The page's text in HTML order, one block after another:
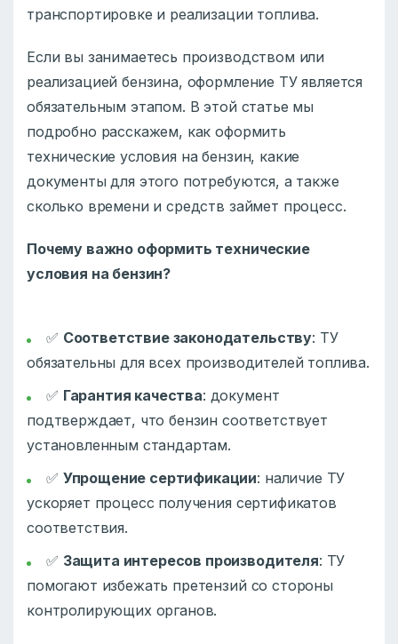
транспортировке и реализации топлива.
Если вы занимаетесь производством или
реализацией бензина, оформление ТУ является
обязательным этапом. В этой статье мы
подробно расскажем, как оформить
технические условия на бензин, какие
документы для этого потребуются, а также
сколько времени и средств займет процесс.
Почему важно оформить технические
условия на бензин?
✅ Соответствие законодательству: ТУ
обязательны для всех производителей топлива.
✅ Гарантия качества: документ
подтверждает, что бензин соответствует
установленным стандартам.
✅ Упрощение сертификации: наличие ТУ
ускоряет процесс получения сертификатов
соответствия.
✅ Защита интересов производителя: ТУ
помогают избежать претензий со стороны
контролирующих органов.